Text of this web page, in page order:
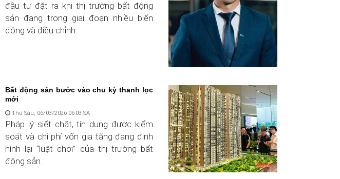
đầu tư đặt ra khi thị trường bất động
sản đang trong giai đoạn nhiều biến
động và điều chỉnh.
Bất động sản bước vào chu kỳ thanh lọc
mới
Thứ Sáu, 06/03/2026 06:03 SA
Pháp lý siết chặt, tín dụng được kiểm
soát và chi phí vốn gia tăng đang định
hình lại “luật chơi” của thị trường bất
động sản.